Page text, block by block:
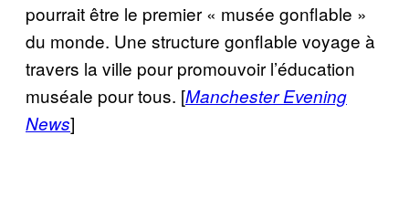
pourrait être le premier « musée gonflable »
du monde. Une structure gonflable voyage à
travers la ville pour promouvoir l’éducation
muséale pour tous. [Manchester Evening
News]